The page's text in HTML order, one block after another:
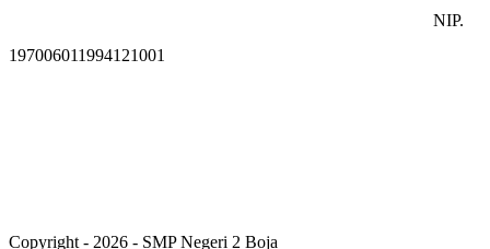
NIP.
197006011994121001
Copyright - 2026 - SMP Negeri 2 Boja